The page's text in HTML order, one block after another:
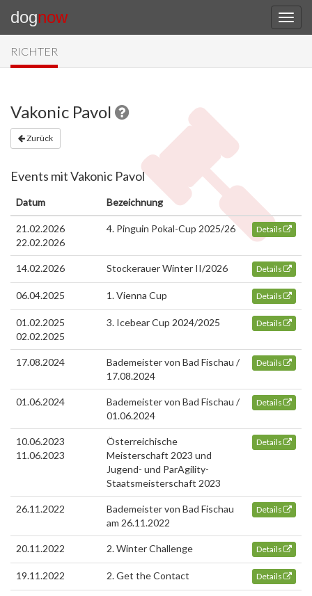
dognow
RICHTER
Vakonic Pavol
Zurück
Events mit Vakonic Pavol
Datum Bezeichnung
21.02.2026
22.02.2026
4. Pinguin Pokal-Cup 2025/26 Details
14.02.2026 Stockerauer Winter II/2026 Details
06.04.2025 1. Vienna Cup Details
01.02.2025
02.02.2025
3. Icebear Cup 2024/2025 Details
17.08.2024
Bademeister von Bad Fischau /
17.08.2024
Details
01.06.2024
Bademeister von Bad Fischau /
01.06.2024
Details
10.06.2023
11.06.2023
Österreichische
Meisterschaft 2023 und
Jugend- und ParAgility-
Staatsmeisterschaft 2023
Details
26.11.2022
Bademeister von Bad Fischau
am 26.11.2022
Details
20.11.2022 2. Winter Challenge Details
19.11.2022 2. Get the Contact Details